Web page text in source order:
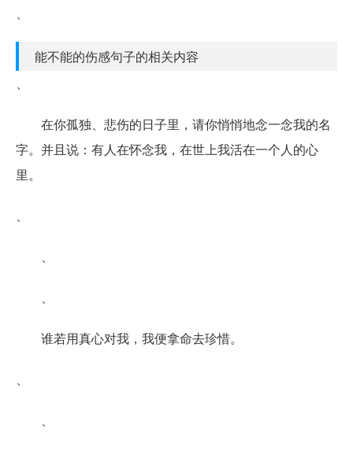
、
能不能的伤感句子的相关内容
、
在你孤独、悲伤的日子里，请你悄悄地念一念我的名
字。并且说：有人在怀念我，在世上我活在一个人的心
里。
、
、
、
谁若用真心对我，我便拿命去珍惜。
、
、